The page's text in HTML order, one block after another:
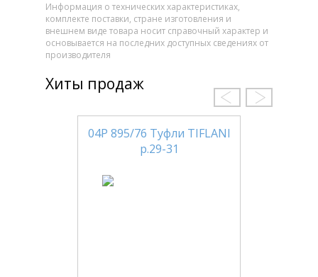
Информация о технических характеристиках,
комплекте поставки, стране изготовления и
внешнем виде товара носит справочный характер и
основывается на последних доступных сведениях от
производителя
Хиты продаж
04Р 895/76 Туфли TIFLANI
р.29-31